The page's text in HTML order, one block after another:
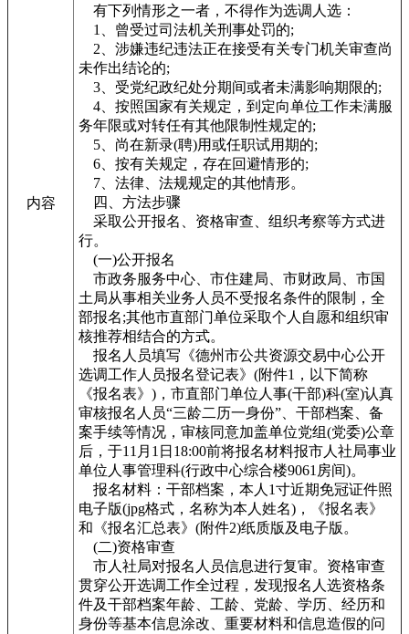
内容
有下列情形之一者，不得作为选调人选：
1、曾受过司法机关刑事处罚的;
2、涉嫌违纪违法正在接受有关专门机关审查尚
未作出结论的;
3、受党纪政纪处分期间或者未满影响期限的;
4、按照国家有关规定，到定向单位工作未满服
务年限或对转任有其他限制性规定的;
5、尚在新录(聘)用或任职试用期的;
6、按有关规定，存在回避情形的;
7、法律、法规规定的其他情形。
四、方法步骤
采取公开报名、资格审查、组织考察等方式进
行。
(一)公开报名
市政务服务中心、市住建局、市财政局、市国
土局从事相关业务人员不受报名条件的限制，全
部报名;其他市直部门单位采取个人自愿和组织审
核推荐相结合的方式。
报名人员填写《德州市公共资源交易中心公开
选调工作人员报名登记表》(附件1，以下简称
《报名表》)，市直部门单位人事(干部)科(室)认真
审核报名人员“三龄二历一身份”、干部档案、备
案手续等情况，审核同意加盖单位党组(党委)公章
后，于11月1日18:00前将报名材料报市人社局事业
单位人事管理科(行政中心综合楼9061房间)。
报名材料：干部档案，本人1寸近期免冠证件照
电子版(jpg格式，名称为本人姓名)，《报名表》
和《报名汇总表》(附件2)纸质版及电子版。
(二)资格审查
市人社局对报名人员信息进行复审。资格审查
贯穿公开选调工作全过程，发现报名人选资格条
件及干部档案年龄、工龄、党龄、学历、经历和
身份等基本信息涂改、重要材料和信息造假的问